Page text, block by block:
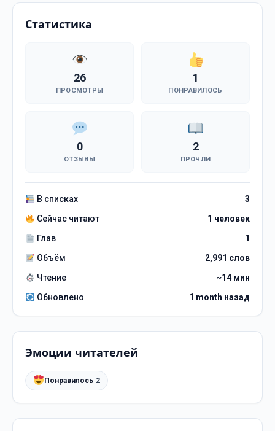
Статистика
26
ПРОСМОТРЫ
1
ПОНРАВИЛОСЬ
0
ОТЗЫВЫ
2
ПРОЧЛИ
В списках
3
Сейчас читают
1 человек
Глав
1
Объём
2,991 слов
Чтение
~14 мин
Обновлено
1 month назад
Эмоции читателей
Понравилось 2